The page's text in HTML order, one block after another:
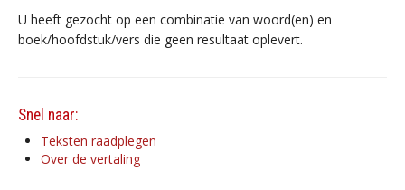
U heeft gezocht op een combinatie van woord(en) en
boek/hoofdstuk/vers die geen resultaat oplevert.
Snel naar:
Teksten raadplegen
Over de vertaling